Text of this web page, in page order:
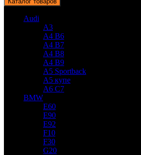
Audi
A3
A4 B6
A4 B7
A4 B8
A4 B9
A5 Sportback
A5 купе
A6 C7
BMW
E60
E90
E92
F10
F30
G20